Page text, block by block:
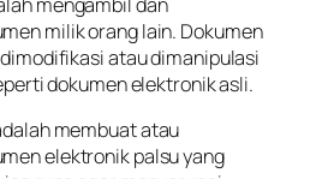
milik orang lain. Dokumen
atau dimanipulasi
dokumen elektronik asli.
membuat atau
elektronik palsu yang